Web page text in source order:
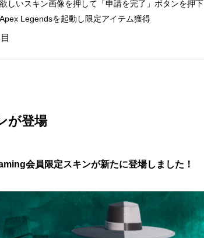
しいスキン画像を押して「申請を完了」ボタンを押下
Legendsを起動し限定アイテム獲得
が登場
会員限定スキンが新たに登場しました！